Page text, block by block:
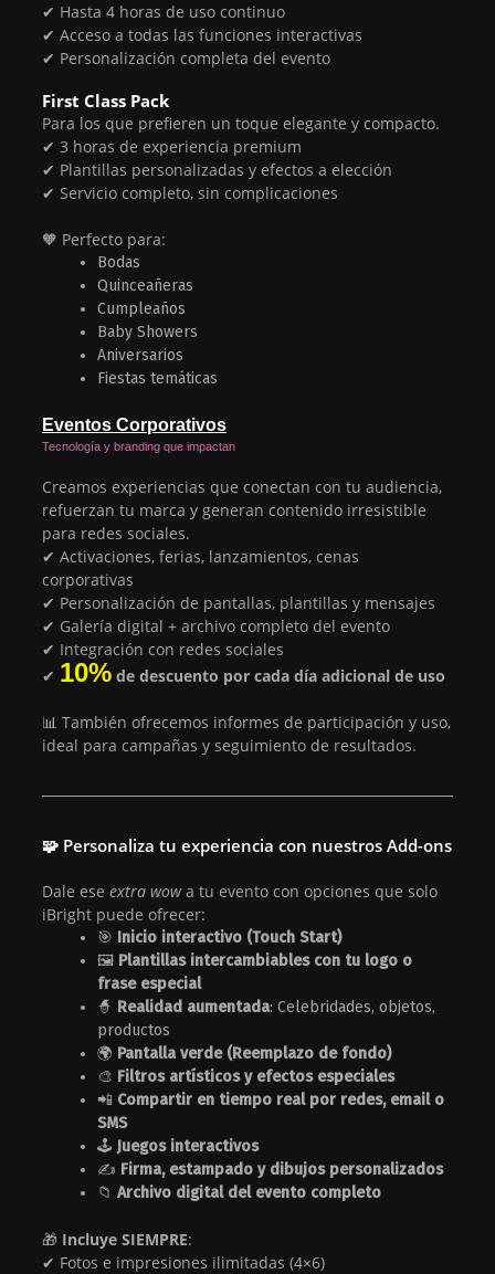
✔ Hasta 4 horas de uso continuo
✔ Acceso a todas las funciones interactivas
✔ Personalización completa del evento
First Class Pack
Para los que prefieren un toque elegante y compacto.
✔ 3 horas de experiencia premium
✔ Plantillas personalizadas y efectos a elección
✔ Servicio completo, sin complicaciones
🧡 Perfecto para:
Bodas
Quinceañeras
Cumpleaños
Baby Showers
Aniversarios
Fiestas temáticas
Eventos Corporativos
Tecnología y branding que impactan
Creamos experiencias que conectan con tu audiencia,
refuerzan tu marca y generan contenido irresistible
para redes sociales.
✔ Activaciones, ferias, lanzamientos, cenas
corporativas
✔ Personalización de pantallas, plantillas y mensajes
✔ Galería digital + archivo completo del evento
✔ Integración con redes sociales
✔ 10% de descuento por cada día adicional de uso
📊 También ofrecemos informes de participación y uso,
ideal para campañas y seguimiento de resultados.
🧩 Personaliza tu experiencia con nuestros Add-ons
Dale ese extra wowa tu evento con opciones que solo
iBright puede ofrecer:
🎯 Inicio interactivo (Touch Start)
🖼️ Plantillas intercambiables con tu logo o
frase especial
🧙 Realidad aumentada: Celebridades, objetos,
productos
🌍 Pantalla verde (Reemplazo de fondo)
🎨 Filtros artísticos y efectos especiales
📲 Compartir en tiempo real por redes, email o
SMS
🕹️ Juegos interactivos
✍️ Firma, estampado y dibujos personalizados
📁 Archivo digital del evento completo
🎁 Incluye SIEMPRE:
✔ Fotos e impresiones ilimitadas (4×6)